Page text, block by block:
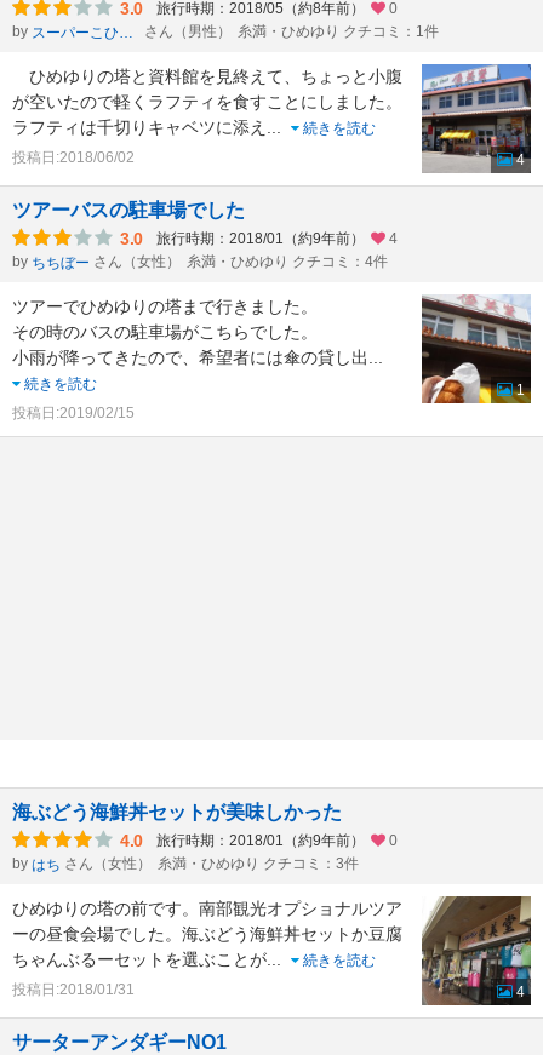
3.0 旅行時期：2018/05（約8年前）
0
by
スーパーこひつじ さん（男性） 糸満・ひめゆり クチコミ：1件
ひめゆりの塔と資料館を見終えて、ちょっと小腹
が空いたので軽くラフティを食すことにしました。
ラフティは千切りキャベツに添え ...
続きを読む
投稿日:2018/06/02
4
ツアーバスの駐車場でした
3.0 旅行時期：2018/01（約9年前）
4
by ちちぼー さん（女性） 糸満・ひめゆり クチコミ：4件
ツアーでひめゆりの塔まで行きました。
その時のバスの駐車場がこちらでした。
小雨が降ってきたので、希望者には傘の貸し出...
続きを読む
投稿日:2019/02/15
1
海ぶどう海鮮丼セットが美味しかった
4.0 旅行時期：2018/01（約9年前）
0
by はち さん（女性） 糸満・ひめゆり クチコミ：3件
ひめゆりの塔の前です。南部観光オプショナルツア
ーの昼食会場でした。海ぶどう海鮮丼セットか豆腐
ちゃんぶるーセットを選ぶことが...
続きを読む
投稿日:2018/01/31
4
サーターアンダギーNO1